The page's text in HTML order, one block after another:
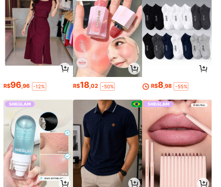
R$96,96 -12% R$18,02 -50% R$8,98 -55%